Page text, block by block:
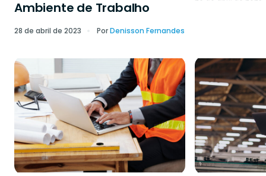
Ambiente de Trabalho
28 de abril de 2023 PorDenisson Fernandes